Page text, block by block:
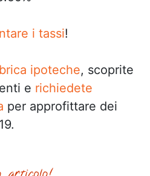
i tassi!
ipoteche, scoprite
e richiedete
per approfittare dei